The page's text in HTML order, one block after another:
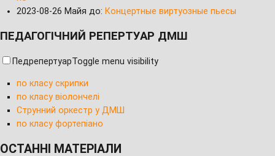
2023-08-26 Майя до: Концертные виртуозные пьесы
ПЕДАГОГІЧНИЙ РЕПЕРТУАР ДМШ
ПедрепертуарToggle menu visibility
по класу скрипки
по класу віолончелі
Струнний оркестр у ДМШ
по класу фортепіано
ОСТАННІ МАТЕРІАЛИ